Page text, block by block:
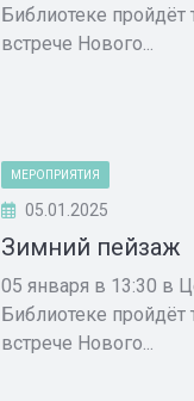
Библиотеке
встрече Нового...
МЕРОПРИЯТИЯ
05.01.2025
Зимний пейзаж
05 января в 13:30 в
Библиотеке
встрече Нового...